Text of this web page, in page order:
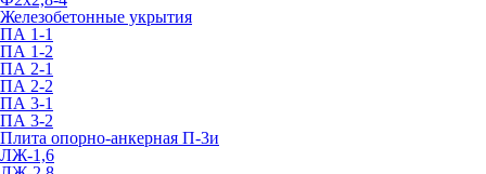
Железобетонные укрытия
ПА 1-1
ПА 1-2
ПА 2-1
ПА 2-2
ПА 3-1
ПА 3-2
Плита опорно-анкерная П-3и
ЛЖ-1,6